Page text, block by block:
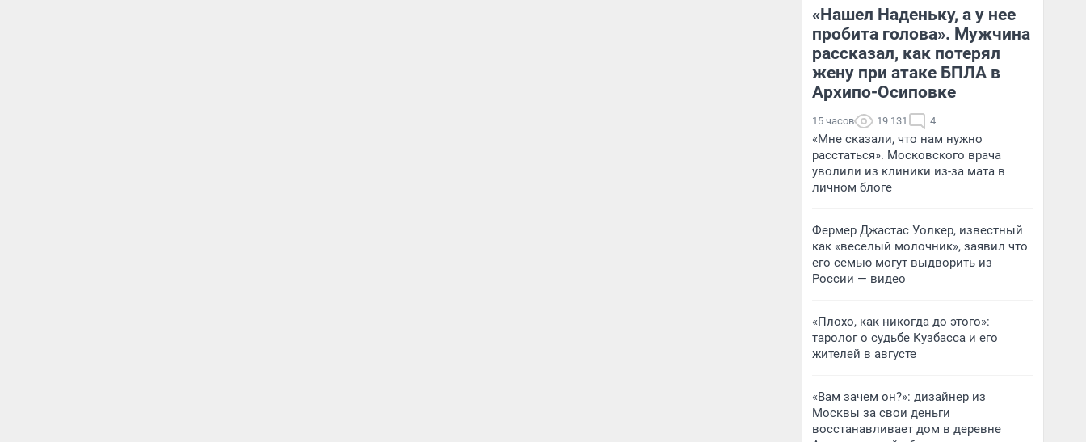
«Нашел Наденьку, а у нее
пробита голова». Мужчина
рассказал, как потерял
жену при атаке БПЛА в
Архипо-Осиповке
15 часов 19 131 4
«Мне сказали, что нам нужно
расстаться». Московского врача
уволили из клиники из-за мата в
личном блоге
Фермер Джастас Уолкер, известный
как «веселый молочник», заявил что
его семью могут выдворить из
России — видео
«Плохо, как никогда до этого»:
таролог о судьбе Кузбасса и его
жителей в августе
«Вам зачем он?»: дизайнер из
Москвы за свои деньги
восстанавливает дом в деревне